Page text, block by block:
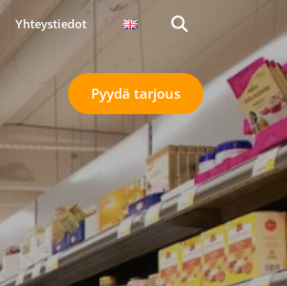
Yhteystiedot
for:
Pyydä tarjous